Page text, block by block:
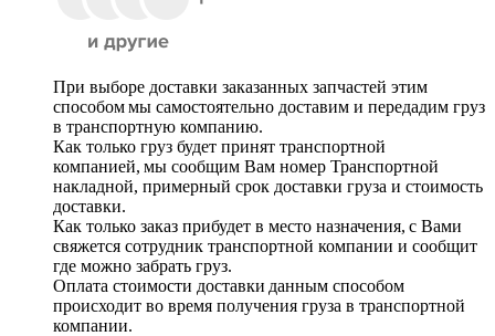
При выборе доставки заказанных запчастей этим
способом мы самостоятельно доставим и передадим груз
в транспортную компанию.
Как только груз будет принят транспортной
компанией, мы сообщим Вам номер Транспортной
накладной, примерный срок доставки груза и стоимость
доставки.
Как только заказ прибудет в место назначения, с Вами
свяжется сотрудник транспортной компании и сообщит
где можно забрать груз.
Оплата стоимости доставки данным способом
происходит во время получения груза в транспортной
компании.